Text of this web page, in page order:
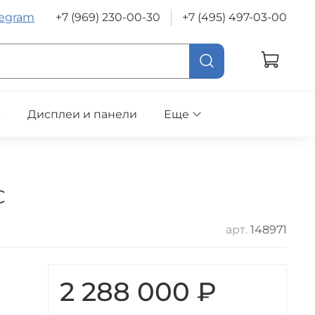
+7 (969) 230-00-30 +7 (495) 497-03-00
Дисплеи и панели Еще
арт. 148971
2 288 000 ₽